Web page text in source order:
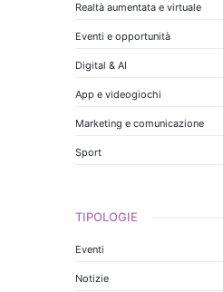
Realtà aumentata e virtuale
Eventi e opportunità
Digital & AI
App e videogiochi
Marketing e comunicazione
Sport
TIPOLOGIE
Eventi
Notizie